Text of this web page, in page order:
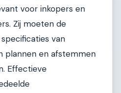
voor inkopers en
Zij moeten de
van
plannen en afstemmen
Effectieve